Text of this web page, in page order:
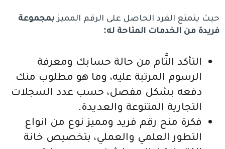
حيث يتمتع الفرد الحاصل على الرقم المميزبمجموعة
فريدة من الخدمات المتاحة له:
التأكد التَّام من حالة حسابك ومعرفة
الرسوم المرتبة عليه، وما هو مطلوب منك
دفعه بشكل مفصل، حسب عدد السجلات
التجارية المتنوعة والعديدة.
فكرة منح رقم فريد ومميز نوع من انواع
التطور العلمي والعملي، بتخصيص خانة